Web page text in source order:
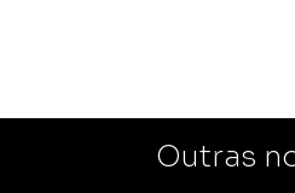
Outras